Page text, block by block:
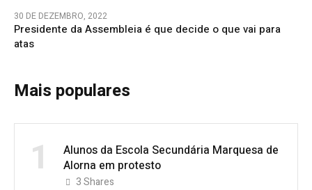
30 DE DEZEMBRO, 2022
Presidente da Assembleia é que decide o que vai para
atas
Mais populares
1
Alunos da Escola Secundária Marquesa de
Alorna em protesto
3Shares